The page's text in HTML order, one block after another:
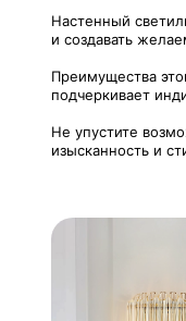
Настенный
и создавать
Преимущества
подчеркивает
Не упустите
изысканность и